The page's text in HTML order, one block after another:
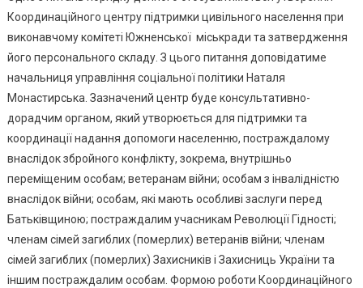
Координаційного центру підтримки цивільного населення при
виконавчому комітеті Южненської міськради та затвердження
його персонального складу. З цього питання доповідатиме
начальниця управління соціальної політики Наталя
Монастирська. Зазначений центр буде консультативно-
дорадчим органом, який утворюється для підтримки та
координації надання допомоги населенню, постраждалому
внаслідок збройного конфлікту, зокрема, внутрішньо
переміщеним особам; ветеранам війни; особам з інвалідністю
внаслідок війни; особам, які мають особливі заслуги перед
Батьківщиною; постраждалим учасникам Революції Гідності;
членам сімей загиблих (померлих) ветеранів війни; членам
сімей загиблих (померлих) Захисників і Захисниць України та
іншим постраждалим особам. Формою роботи Координаційного